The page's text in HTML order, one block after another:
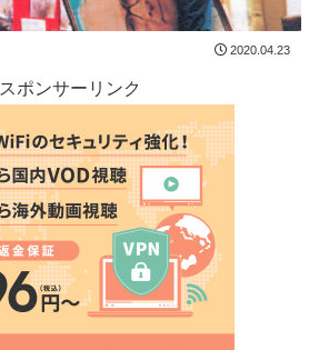
2020.04.23
スポンサーリンク